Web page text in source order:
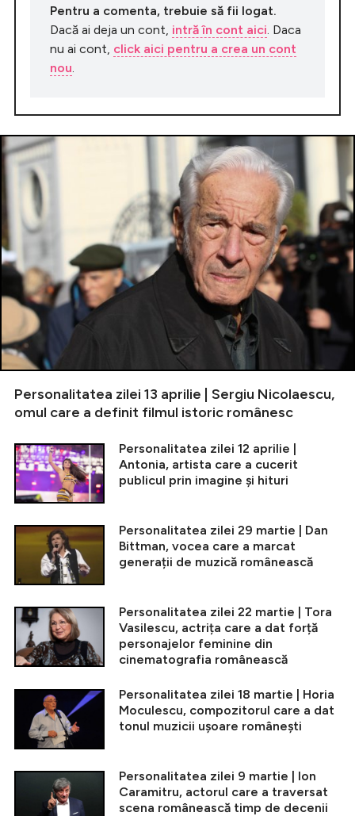
Pentru a comenta, trebuie să fii logat.
Dacă ai deja un cont, intră în cont aici . Daca
nu ai cont, click aici pentru a crea un cont
nou
Personalitatea zilei 13 aprilie | Sergiu Nicolaescu,
omul care a definit filmul istoric românesc
Personalitatea zilei 12 aprilie |
Antonia, artista care a cucerit
publicul prin imagine și hituri
Personalitatea zilei 29 martie | Dan
Bittman, vocea care a marcat
generații de muzică românească
Personalitatea zilei 22 martie | Tora
Vasilescu, actrița care a dat forță
personajelor feminine din
cinematografia românească
Personalitatea zilei 18 martie | Horia
Moculescu, compozitorul care a dat
tonul muzicii ușoare românești
Personalitatea zilei 9 martie | Ion
Caramitru, actorul care a traversat
scena românească timp de decenii